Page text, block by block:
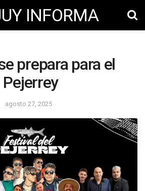
prepara para el
agosto 27, 2025